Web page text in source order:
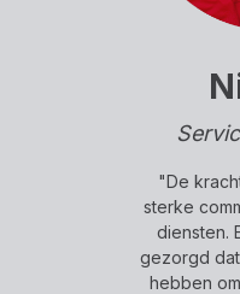
"De
sterke
diensten.
gezorgd
hebben